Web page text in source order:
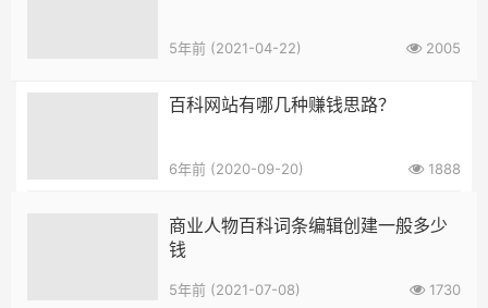
5年前 (2021-04-22) 2005
百科网站有哪几种赚钱思路？
6年前 (2020-09-20) 1888
商业人物百科词条编辑创建一般多少
钱
5年前 (2021-07-08) 1730